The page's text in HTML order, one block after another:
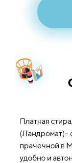
Платная
(Ландромат)–
прачечной в
удобно и